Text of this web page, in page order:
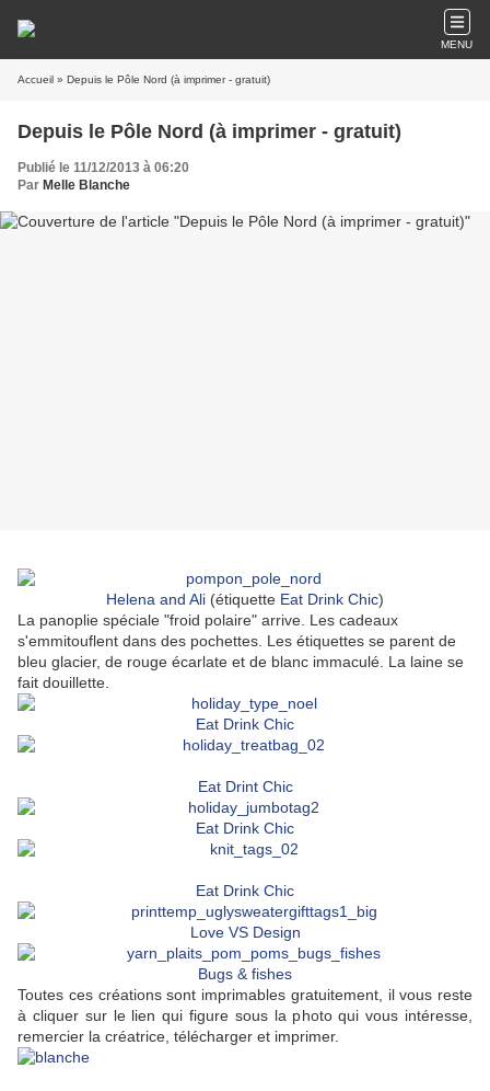
MENU
Accueil » Depuis le Pôle Nord (à imprimer - gratuit)
Depuis le Pôle Nord (à imprimer - gratuit)
Publié le 11/12/2013 à 06:20
Par Melle Blanche
Helena and Ali (étiquette Eat Drink Chic)
La panoplie spéciale "froid polaire" arrive. Les cadeaux
s'emmitouflent dans des pochettes. Les étiquettes se parent de
bleu glacier, de rouge écarlate et de blanc immaculé. La laine se
fait douillette.
Eat Drink Chic
Eat Drint Chic
Eat Drink Chic
Eat Drink Chic
Love VS Design
Bugs & fishes
Toutes ces créations sont imprimables gratuitement, il vous reste
à cliquer sur le lien qui figure sous la photo qui vous intéresse,
remercier la créatrice, télécharger et imprimer.